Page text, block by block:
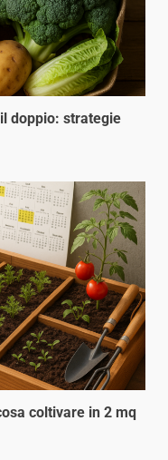
doppio: strategie
coltivare in 2 mq